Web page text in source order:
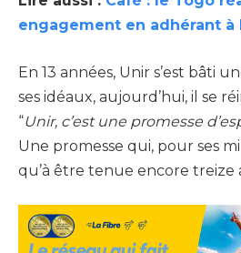
engagement en adhérant à
En 13 années, Unir s’est bâti
ses idéaux, aujourd’hui, il se
“Unir, c’est une promesse
Une promesse qui, pour ses
qu’à être tenue encore treize